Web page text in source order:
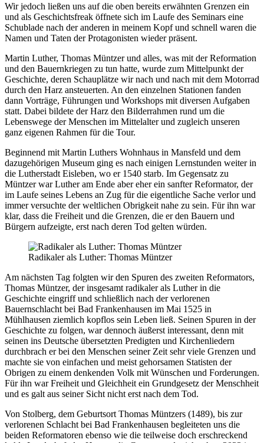
Wir jedoch ließen uns auf die oben bereits erwähnten Grenzen ein
und als Geschichtsfreak öffnete sich im Laufe des Seminars eine
Schublade nach der anderen in meinem Kopf und schnell waren die
Namen und Taten der Protagonisten wieder präsent.
Martin Luther, Thomas Müntzer und alles, was mit der Reformation
und den Bauernkriegen zu tun hatte, wurde zum Mittelpunkt der
Geschichte, deren Schauplätze wir nach und nach mit dem Motorrad
durch den Harz ansteuerten. An den einzelnen Stationen fanden
dann Vorträge, Führungen und Workshops mit diversen Aufgaben
statt. Dabei bildete der Harz den Bilderrahmen rund um die
Lebenswege der Menschen im Mittelalter und zugleich unseren
ganz eigenen Rahmen für die Tour.
Beginnend mit Martin Luthers Wohnhaus in Mansfeld und dem
dazugehörigen Museum ging es nach einigen Lernstunden weiter in
die Lutherstadt Eisleben, wo er 1540 starb. Im Gegensatz zu
Müntzer war Luther am Ende aber eher ein sanfter Reformator, der
im Laufe seines Lebens an Zug für die eigentliche Sache verlor und
immer versuchte der weltlichen Obrigkeit nahe zu sein. Für ihn war
klar, dass die Freiheit und die Grenzen, die er den Bauern und
Bürgern aufzeigte, erst nach deren Tod gelten würden.
Radikaler als Luther: Thomas Müntzer
Am nächsten Tag folgten wir den Spuren des zweiten Reformators,
Thomas Müntzer, der insgesamt radikaler als Luther in die
Geschichte eingriff und schließlich nach der verlorenen
Bauernschlacht bei Bad Frankenhausen im Mai 1525 in
Mühlhausen ziemlich kopflos sein Leben ließ. Seinen Spuren in der
Geschichte zu folgen, war dennoch äußerst interessant, denn mit
seinen ins Deutsche übersetzten Predigten und Kirchenliedern
durchbrach er bei den Menschen seiner Zeit sehr viele Grenzen und
machte sie von einfachen und meist gehorsamen Statisten der
Obrigen zu einem denkenden Volk mit Wünschen und Forderungen.
Für ihn war Freiheit und Gleichheit ein Grundgesetz der Menschheit
und es galt aus seiner Sicht nicht erst nach dem Tod.
Von Stolberg, dem Geburtsort Thomas Müntzers (1489), bis zur
verlorenen Schlacht bei Bad Frankenhausen begleiteten uns die
beiden Reformatoren ebenso wie die teilweise doch erschreckend